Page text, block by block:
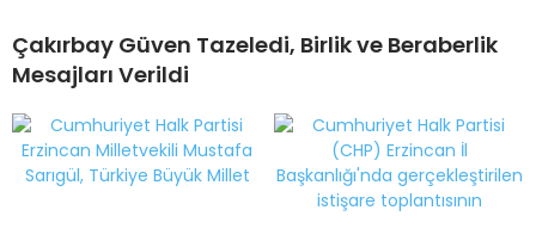
Çakırbay Güven Tazeledi, Birlik ve Beraberlik
Mesajları Verildi